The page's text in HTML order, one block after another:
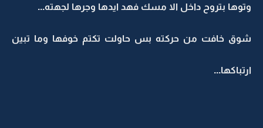
وتوها بتروح داخل الا مسك فهد ايدها وجرها لجهته...
شوق خافت من حركته بس حاولت تكتم خوفها وما تبين
ارتباكها...